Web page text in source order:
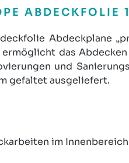
Abdeckplane
das
und
gefaltet ausgeliefert.
im